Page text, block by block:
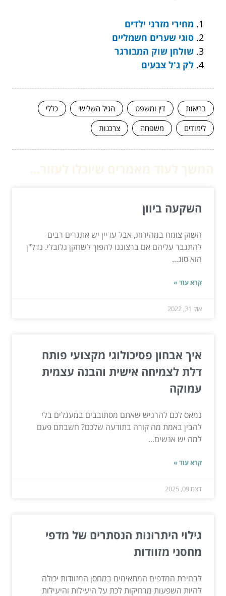
מחירי מזרני ילדים
סוגי שערים חשמליים
שולחן שוק המבורגר
לק ג'ל צבעים
בריאות דין ומשפט הגיל השלישי
כללי
לימודים
משפחה צרכנות
השקעה ביוון
השוק צומח במהירות, אבל עדיין יש אתגרים רבים
להתגבר עליהם אם ברצוננו להפוך לשחקן גלובלי. נדל"ן
הוא סוג...
קרא עוד »
אוק 31, 2022
איך אבחון פסיכולוגי מקצועי פותח
דלת לצמיחה אישית והבנה עצמית
עמוקה
נמאס לכם להרגיש שאתם מסתובבים במעגלים בלי
להבין באמת מה קורה בתודעה שלכם? חשבתם פעם
למה יש אנשים...
קרא עוד »
דצמ 09, 2025
גילוי היתרונות הנסתרים של מדפי
מחסני מזוודות
לבחירת המדפים המתאימים במחסן המזוודות יכולה
להיות השפעות מרחיקות לכת על היעילות והיעילות